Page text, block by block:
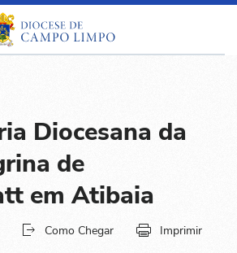
Diocesana da
de
em Atibaia
Como Chegar Imprimir